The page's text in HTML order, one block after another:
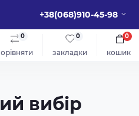
+38(068)910-45-98
0
закладки
0
кошик
0
вибір